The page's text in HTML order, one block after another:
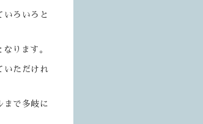
いろいろと
ります。
いただけれ
まで多岐に